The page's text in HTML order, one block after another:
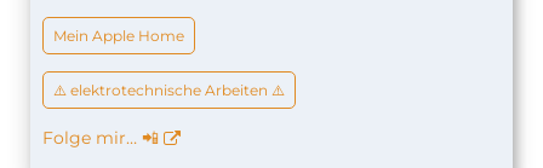
Mein Apple Home
⚠️ elektrotechnische Arbeiten ⚠️
Folge mir… 📲